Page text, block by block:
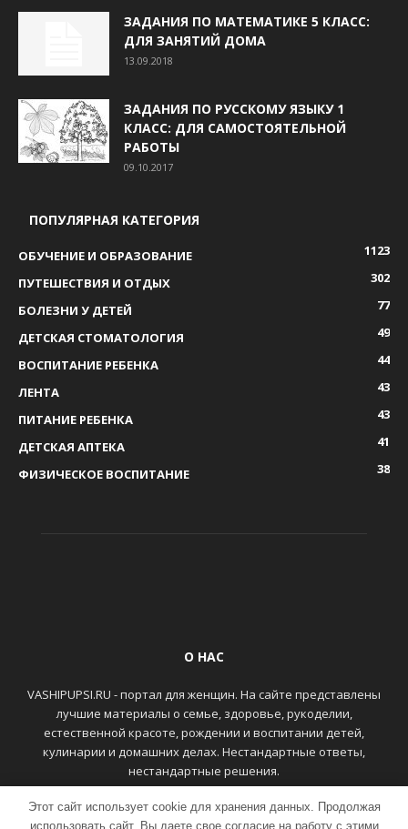
ЗАДАНИЯ ПО МАТЕМАТИКЕ 5 КЛАСС:
ДЛЯ ЗАНЯТИЙ ДОМА
13.09.2018
ЗАДАНИЯ ПО РУССКОМУ ЯЗЫКУ 1
КЛАСС: ДЛЯ САМОСТОЯТЕЛЬНОЙ
РАБОТЫ
09.10.2017
ПОПУЛЯРНАЯ КАТЕГОРИЯ
ОБУЧЕНИЕ И ОБРАЗОВАНИЕ
1123
ПУТЕШЕСТВИЯ И ОТДЫХ
302
БОЛЕЗНИ У ДЕТЕЙ
77
ДЕТСКАЯ СТОМАТОЛОГИЯ
49
ВОСПИТАНИЕ РЕБЕНКА
44
ЛЕНТА
43
ПИТАНИЕ РЕБЕНКА
43
ДЕТСКАЯ АПТЕКА
41
ФИЗИЧЕСКОЕ ВОСПИТАНИЕ
38
О НАС
VASHIPUPSI.RU - портал для женщин. На сайте представлены
лучшие материалы о семье, здоровье, рукоделии,
естественной красоте, рождении и воспитании детей,
кулинарии и домашних делах. Нестандартные ответы,
нестандартные решения.
ГЛАВНАЯ КОНТАКТЫ
Этот сайт использует cookie для хранения данных. Продолжая
использовать сайт, Вы даете свое согласие на работу с этими